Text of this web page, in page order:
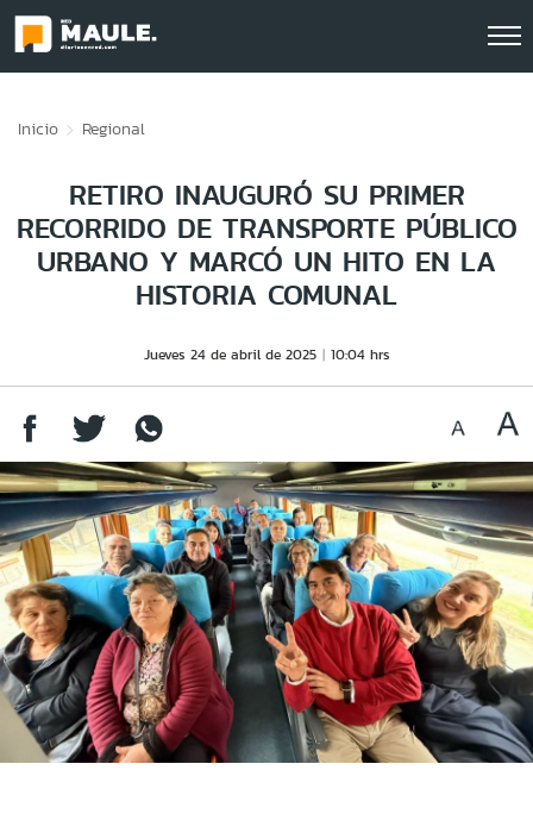
Inicio Regional
RETIRO INAUGURÓ SU PRIMER
RECORRIDO DE TRANSPORTE PÚBLICO
URBANO Y MARCÓ UN HITO EN LA
HISTORIA COMUNAL
Jueves 24 de abril de 2025 10:04 hrs